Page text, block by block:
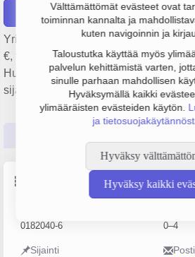
Välttämättömät evästeet ovat
toiminnan kannalta ja
kuten navigoinnin ja
Taloustutka käyttää myös
palvelun kehittämistä varten,
sinulle parhaan mahdollisen
Hyväksymällä kaikki
ylimääräisten evästeiden käytön.
ja
Hyväksy
Hyväksy kaikki
Raportit
Yrityksen Kalustetalo Kalle Perälä
€, tulos -7 000 € ja henkilöstömäärä 3.
Huonekalujen vähittäiskauppa,
sijainti Seinäjoki. Yrityksen yhtiömuoto
0182040-6 0–4
Sijainti